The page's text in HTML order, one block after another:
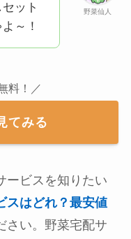
野菜仙人
ット
～！
料！／
てみる
ービスを知りたい
スはどれ？最安値
さい。野菜宅配サ